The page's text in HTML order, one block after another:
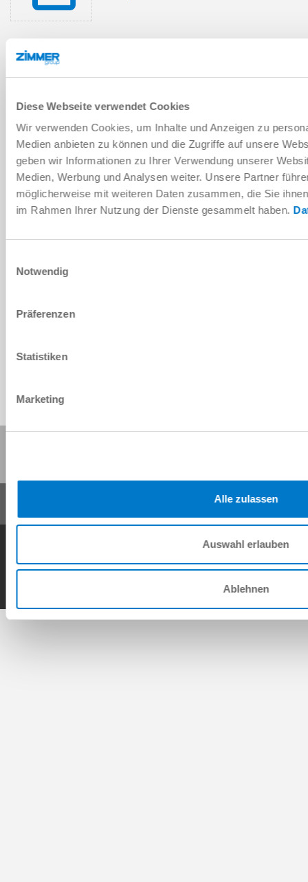
Diese Webseite verwendet Cookies
Wir verwenden Cookies, um Inhalte und Anzeigen zu
Medien anbieten zu können und die Zugriffe auf unsere
geben wir Informationen zu Ihrer Verwendung unserer
Medien, Werbung und Analysen weiter. Unsere Partner
möglicherweise mit weiteren Daten zusammen, die Sie
im Rahmen Ihrer Nutzung der Dienste gesammelt haben.
Notwendig
Präferenzen
Statistiken
Marketing
Alle zulassen
Auswahl erlauben
Ablehnen
Wykazy części zamiennych
Do pobrania
Instrukcja montażu i obsługi
Do pobrania
Nadrukiem Kontakt